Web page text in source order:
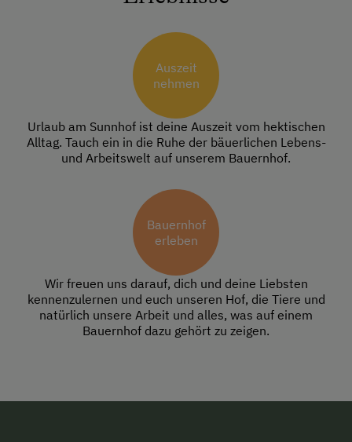
Auszeit
nehmen
Urlaub am Sunnhof ist deine Auszeit vom hektischen
Alltag. Tauch ein in die Ruhe der bäuerlichen Lebens-
und Arbeitswelt auf unserem Bauernhof.
Bauernhof
erleben
Wir freuen uns darauf, dich und deine Liebsten
kennenzulernen und euch unseren Hof, die Tiere und
natürlich unsere Arbeit und alles, was auf einem
Bauernhof dazu gehört zu zeigen.